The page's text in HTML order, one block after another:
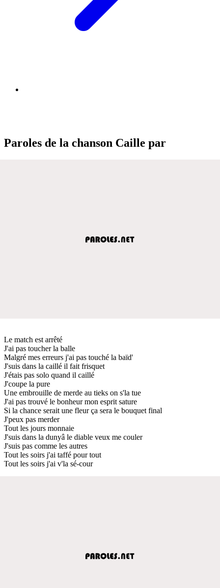
Paroles de la chanson Caille par
Le match est arrêté
J'ai pas toucher la balle
Malgré mes erreurs j'ai pas touché la baïd'
J'suis dans la caillé il fait frisquet
J'étais pas solo quand il caillé
J'coupe la pure
Une embrouille de merde au tieks on s'la tue
J'ai pas trouvé le bonheur mon esprit sature
Si la chance serait une fleur ça sera le bouquet final
J'peux pas merder
Tout les jours monnaie
J'suis dans la dunyâ le diable veux me couler
J'suis pas comme les autres
Tout les soirs j'ai taffé pour tout
Tout les soirs j'ai v'la sé-cour